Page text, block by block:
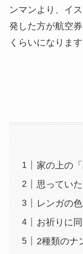
ンマンより、イ
発した方が航空
くらいになります
家の上の
思ってい
レンガの
お祈りに
2種類のナ